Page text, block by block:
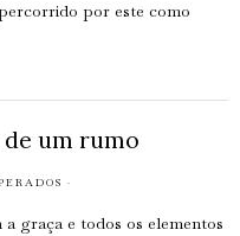
por este como
de um rumo
·
graça e todos os elementos